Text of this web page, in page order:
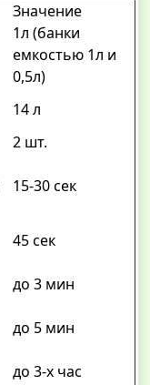
Значение
1л (банки
емкостью 1л и
0,5л)
14 л
2 шт.
15-30 сек
45 сек
до 3 мин
до 5 мин
до 3-х час